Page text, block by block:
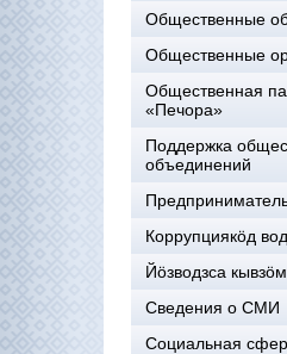
Общественные
Общественные
Общественная
«Печора»
Поддержка
объединений
Коррупциякöд
Йöзводзса
Сведения о СМИ
Социальная